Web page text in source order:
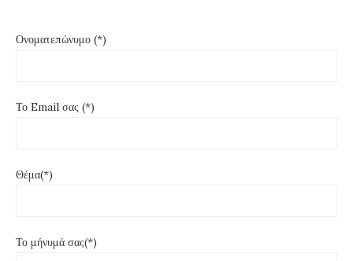
Ονοματεπώνυμο (*)
Το Email σας (*)
Θέμα(*)
Το μήνυμά σας(*)